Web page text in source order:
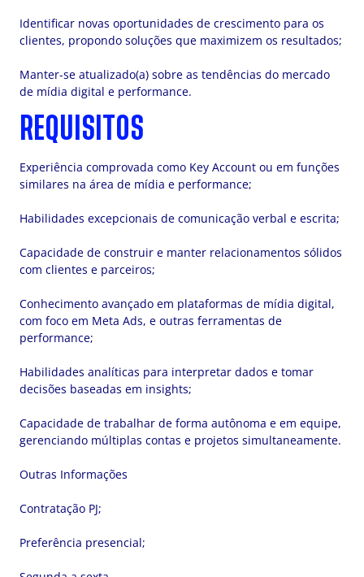
Identificar novas oportunidades de crescimento para os
clientes, propondo soluções que maximizem os resultados;
Manter-se atualizado(a) sobre as tendências do mercado
de mídia digital e performance.
REQUISITOS
Experiência comprovada como Key Account ou em funções
similares na área de mídia e performance;
Habilidades excepcionais de comunicação verbal e escrita;
Capacidade de construir e manter relacionamentos sólidos
com clientes e parceiros;
Conhecimento avançado em plataformas de mídia digital,
com foco em Meta Ads, e outras ferramentas de
performance;
Habilidades analíticas para interpretar dados e tomar
decisões baseadas em insights;
Capacidade de trabalhar de forma autônoma e em equipe,
gerenciando múltiplas contas e projetos simultaneamente.
Outras Informações
Contratação PJ;
Preferência presencial;